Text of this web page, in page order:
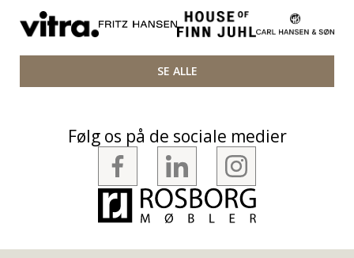
SE ALLE
Følg os på de sociale medier